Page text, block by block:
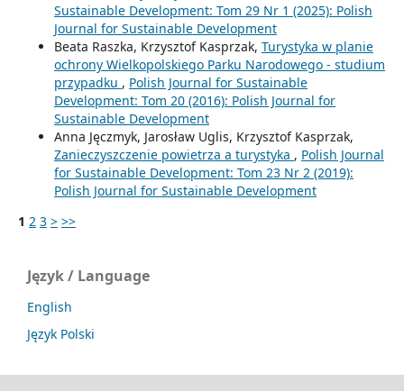
Sustainable Development: Tom 29 Nr 1 (2025): Polish
Journal for Sustainable Development
Beata Raszka, Krzysztof Kasprzak, Turystyka w planie
ochrony Wielkopolskiego Parku Narodowego - studium
przypadku , Polish Journal for Sustainable
Development: Tom 20 (2016): Polish Journal for
Sustainable Development
Anna Jęczmyk, Jarosław Uglis, Krzysztof Kasprzak,
Zanieczyszczenie powietrza a turystyka , Polish Journal
for Sustainable Development: Tom 23 Nr 2 (2019):
Polish Journal for Sustainable Development
1 2 3 > >>
Język / Language
English
Język Polski